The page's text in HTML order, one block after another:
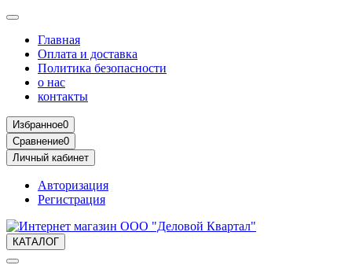
Главная
Оплата и доставка
Политика безопасности
о нас
контакты
Избранное0
Сравнение0
Личный кабинет
Авторизация
Регистрация
КАТАЛОГ